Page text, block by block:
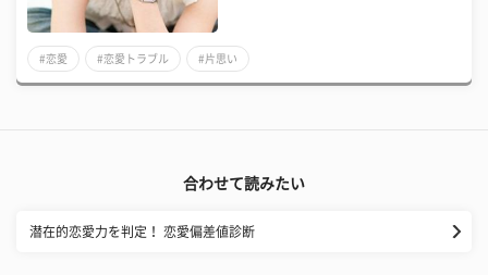
#恋愛 #恋愛トラブル #片思い
合わせて読みたい
潜在的恋愛力を判定！ 恋愛偏差値診断